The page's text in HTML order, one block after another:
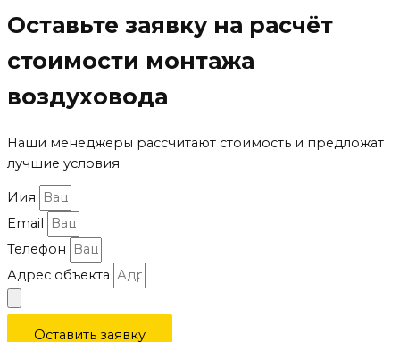
Оставьте заявку на расчёт
стоимости монтажа
воздуховода
Наши менеджеры рассчитают стоимость и предложат
лучшие условия
Иия
Email
Телефон
Адрес объекта
Оставить заявку